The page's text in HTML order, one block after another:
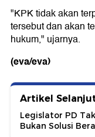
"KPK tidak akan
tersebut dan akan
hukum," ujarnya.
(eva/eva)
Artikel
Legislator PD
Bukan Solusi